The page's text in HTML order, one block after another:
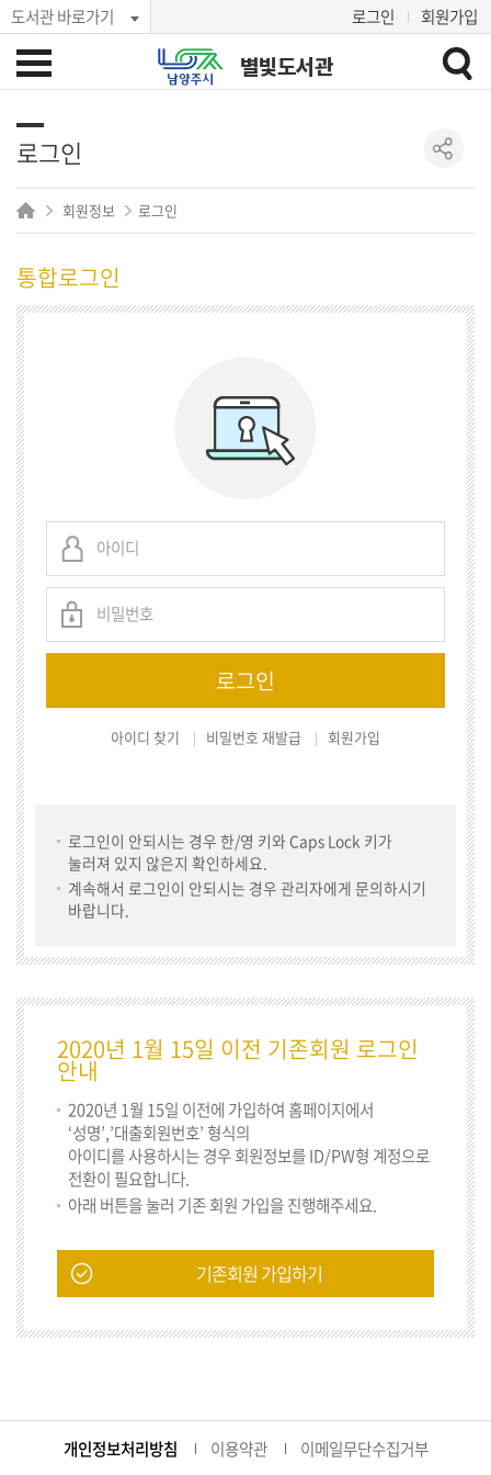
도서관 바로가기 로그인 회원가입
별빛도서관
로그인
회원정보 로그인
통합로그인
아이디 찾기 비밀번호 재발급 회원가입
로그인이 안되시는 경우 한/영 키와 Caps Lock 키가
눌러져 있지 않은지 확인하세요.
계속해서 로그인이 안되시는 경우 관리자에게 문의하시기
바랍니다.
2020년 1월 15일 이전 기존회원 로그인
안내
2020년 1월 15일 이전에 가입하여 홈페이지에서
‘성명’,’대출회원번호’ 형식의
아이디를 사용하시는 경우 회원정보를 ID/PW형 계정으로
전환이 필요합니다.
아래 버튼을 눌러 기존 회원 가입을 진행해주세요.
기존회원 가입하기
개인정보처리방침 이용약관 이메일무단수집거부